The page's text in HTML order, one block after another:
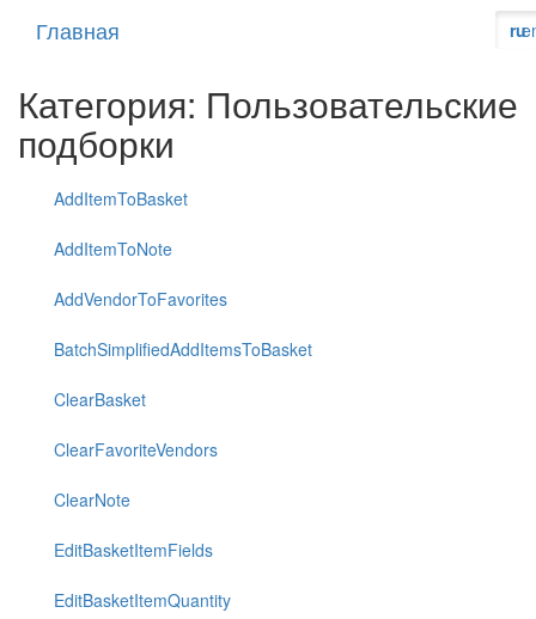
Главная ru
Категория: Пользовательские
подборки
AddItemToBasket
AddItemToNote
AddVendorToFavorites
BatchSimplifiedAddItemsToBasket
ClearBasket
ClearFavoriteVendors
ClearNote
EditBasketItemFields
EditBasketItemQuantity